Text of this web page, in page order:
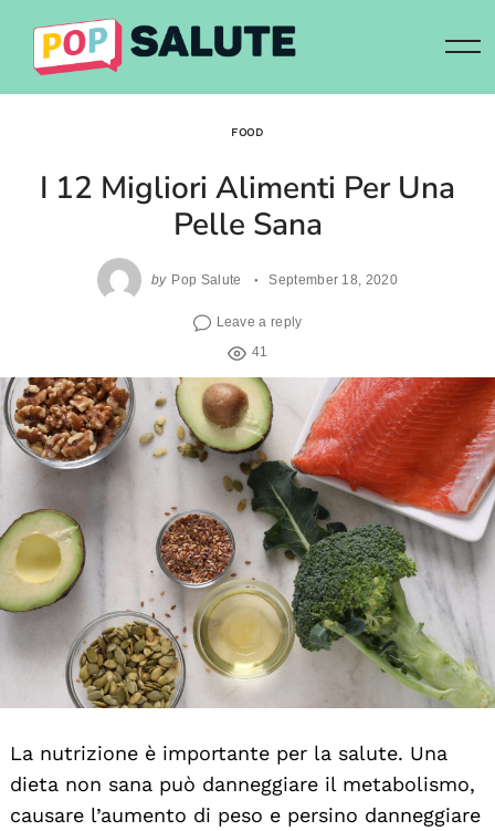
content
FOOD
I 12 Migliori Alimenti Per Una
Pelle Sana
by Pop Salute September 18, 2020
Leave a reply
41
La nutrizione è importante per la salute. Una
dieta non sana può danneggiare il metabolismo,
causare l’aumento di peso e persino danneggiare